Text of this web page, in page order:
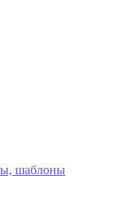
шаблоны